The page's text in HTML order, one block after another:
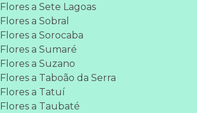
Flores a Sete Lagoas
Flores a Sobral
Flores a Sorocaba
Flores a Sumaré
Flores a Suzano
Flores a Taboão da Serra
Flores a Tatuí
Flores a Taubaté